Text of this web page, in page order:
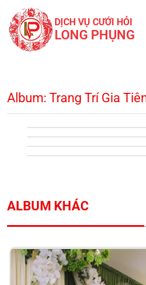
DỊCH VỤ CƯỚI HỎI
LONG PHỤNG
Album: Trang Trí Gia
ALBUM KHÁC